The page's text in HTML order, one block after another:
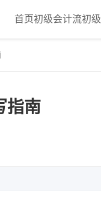
首页初级会计流初
指南